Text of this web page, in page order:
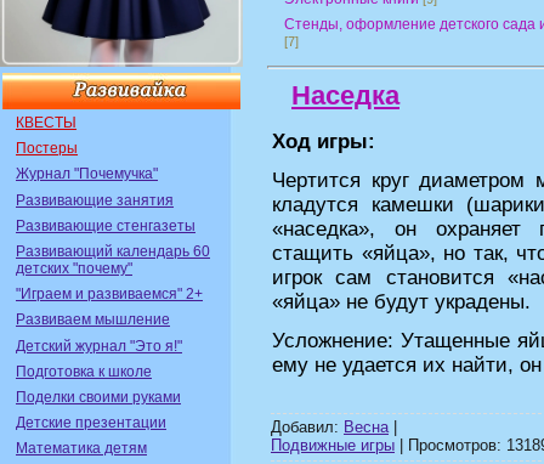
КВЕСТЫ
Постеры
Журнал "Почемучка"
Развивающие занятия
Развивающие стенгазеты
Развивающий календарь 60
детских "почему"
"Играем и развиваемся" 2+
Развиваем мышление
Детский журнал "Это я!"
Подготовка к школе
Поделки своими руками
Детские презентации
Математика детям
Стенды, оформление детского сада
[7]
Наседка
Ход игры:
Чертится круг
кладутся камешки
«наседка», он охраняет
стащить «яйца», но так,
игрок сам становится
«яйца» не будут украдены.
Усложнение: Утащенные
ему не удается их найти,
Добавил: Весна|
Подвижные игры | Просмотров: